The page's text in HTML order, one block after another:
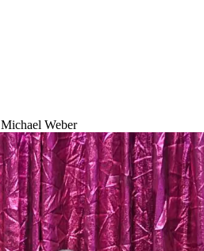
Michael Weber